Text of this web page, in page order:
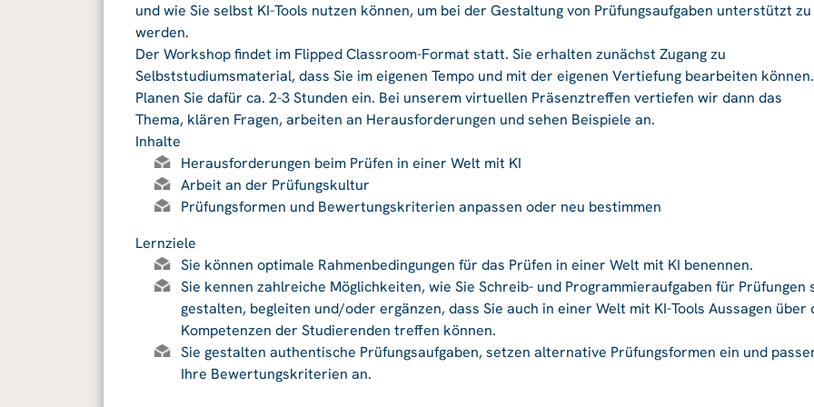
und wie Sie selbst KI-Tools nutzen können, um bei der Gestaltung von Prüfungsaufgaben unterstützt zu
werden.
Der Workshop findet im Flipped Classroom-Format statt. Sie erhalten zunächst Zugang zu
Selbststudiumsmaterial, dass Sie im eigenen Tempo und mit der eigenen Vertiefung bearbeiten können.
Planen Sie dafür ca. 2-3 Stunden ein. Bei unserem virtuellen Präsenztreffen vertiefen wir dann das
Thema, klären Fragen, arbeiten an Herausforderungen und sehen Beispiele an.
Inhalte
Herausforderungen beim Prüfen in einer Welt mit KI
Arbeit an der Prüfungskultur
Prüfungsformen und Bewertungskriterien anpassen oder neu bestimmen
Lernziele
Sie können optimale Rahmenbedingungen für das Prüfen in einer Welt mit KI benennen.
Sie kennen zahlreiche Möglichkeiten, wie Sie Schreib- und Programmieraufgaben für Prüfungen
gestalten, begleiten und/oder ergänzen, dass Sie auch in einer Welt mit KI-Tools Aussagen über
Kompetenzen der Studierenden treffen können.
Sie gestalten authentische Prüfungsaufgaben, setzen alternative Prüfungsformen ein und
Ihre Bewertungskriterien an.